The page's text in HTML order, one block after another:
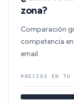
zona?
Comparación
competencia
email.
PRECIOS EN TU